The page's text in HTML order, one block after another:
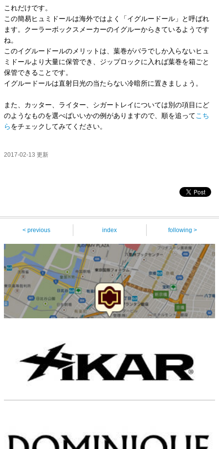
これだけです。
この簡易ヒュミドールは海外ではよく「イグルードール」と呼ばれ
ます。クーラーボックスメーカーのイグルーからきているようです
ね。
このイグルードールのメリットは、葉巻がバラでしか入らないヒュ
ミドールより大量に保管でき、ジップロックに入れば葉巻を箱ごと
保管できることです。
イグルードールは直射日光の当たらない冷暗所に置きましょう。
また、カッター、ライター、シガートレイについては別の項目にど
のようなものを選べばいいかの例がありますので、順を追ってこち
らをチェックしてみてください。
2017-02-13 更新
< previous index following >